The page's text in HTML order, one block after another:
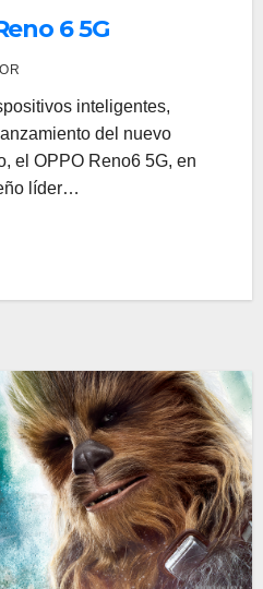
6 5G
inteligentes,
del nuevo
el OPPO Reno6 5G, en
líder…